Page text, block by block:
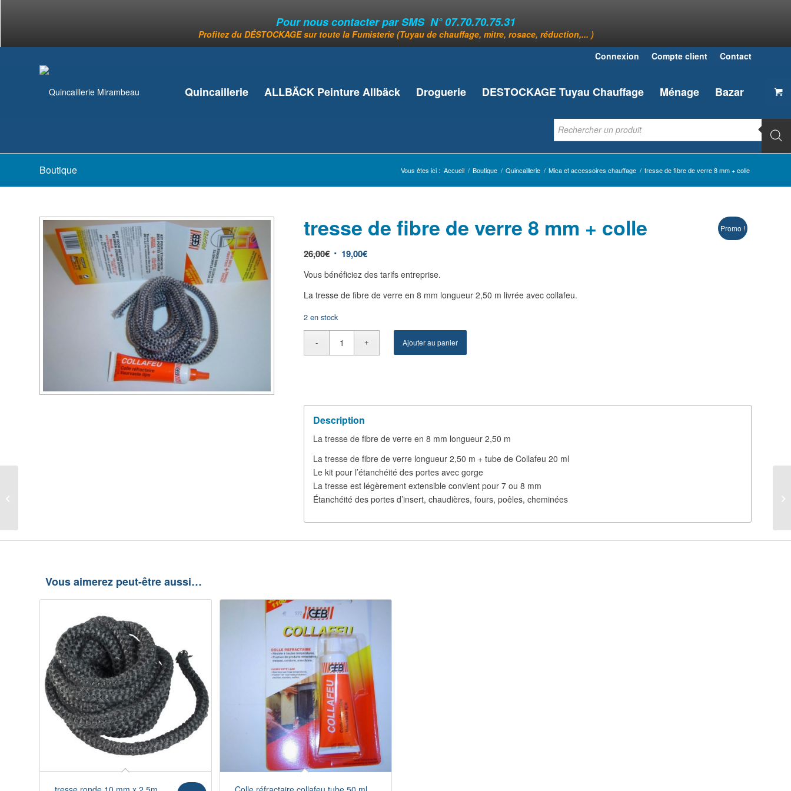
Pour nous contacter par SMS N° 07.70.70.75.31
Profitez du DÉSTOCKAGE sur toute la Fumisterie (Tuyau de chauffage, mitre, rosace, réduction,... )
Connexion
Compte client Contact
Quincaillerie ALLBÄCK Peinture Allbäck Droguerie DESTOCKAGE Tuyau Chauffage Ménage Bazar
Boutique Vous êtes ici : Accueil / Boutique / Quincaillerie / Mica et accessoires chauffage / tresse de fibre de verre 8 mm + colle
Promo !
tresse de fibre de verre 8 mm + colle
26,00€ 19,00€
Vous bénéficiez des tarifs entreprise.
La tresse de fibre de verre en 8 mm longueur 2,50 m livrée avec collafeu.
2 en stock
Ajouter au panier
Description
La tresse de fibre de verre en 8 mm longueur 2,50 m
La tresse de fibre de verre longueur 2,50 m + tube de Collafeu 20 ml
Le kit pour l’étanchéité des portes avec gorge
La tresse est légèrement extensible convient pour 7 ou 8 mm
Étanchéité des portes d’insert, chaudières, fours, poêles, cheminées
Vous aimerez peut-être aussi…